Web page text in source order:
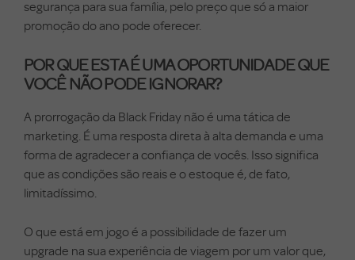
segurança para sua família, pelo preço que só a maior
promoção do ano pode oferecer.
POR QUE ESTA É UMA OPORTUNIDADE QUE
VOCÊ NÃO PODE IGNORAR?
A prorrogação da Black Friday não é uma tática de
marketing. É uma resposta direta à alta demanda e uma
forma de agradecer a confiança de vocês. Isso significa
que as condições são reais e o estoque é, de fato,
limitadíssimo.
O que está em jogo é a possibilidade de fazer um
upgrade na sua experiência de viagem por um valor que,